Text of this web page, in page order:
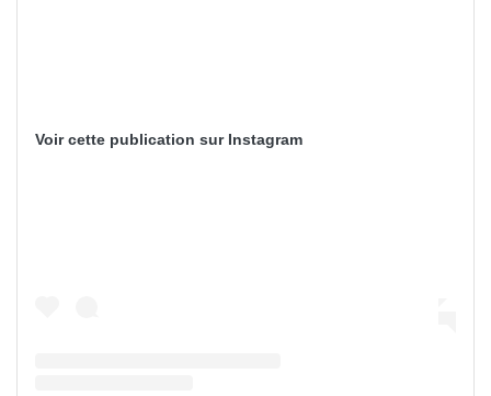
Voir cette publication sur Instagram